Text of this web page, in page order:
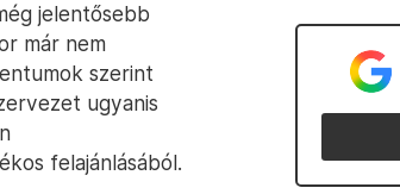
jelentősebb
már nem
szerint
ugyanis
felajánlásából.